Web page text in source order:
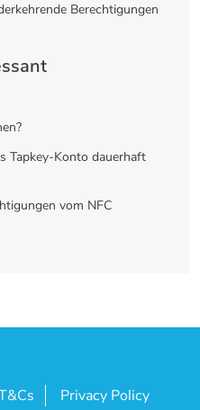
Berechtigungen
Tapkey-Konto dauerhaft
vom NFC
Privacy Policy